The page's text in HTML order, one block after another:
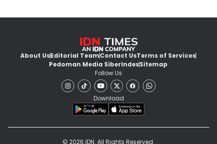
About UsEditorial TeamContact UsTerms of Services
Pedoman Media SiberIndexSitemap
Follow Us
Download
© 2026 IDN. All Rights Reserved.